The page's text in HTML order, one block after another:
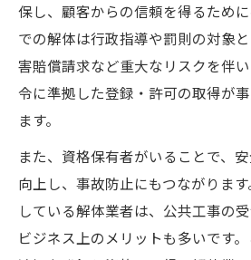
保し、顧客からの信頼を得るため
での解体は行政指導や罰則の対象
害賠償請求など重大なリスクを伴
令に準拠した登録・許可の取得が
ます。
また、資格保有者がいることで、
向上し、事故防止にもつながりま
している解体業者は、公共工事の
ビジネス上のメリットも多いです。